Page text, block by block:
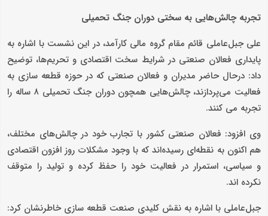
تجربه چالش‌هایی به سختی دوران جنگ تحمیلی
علی جبل‌عاملی قائم مقام گروه مالی کارآمد، در این نشست با اشاره به
پایداری فعالان صنعتی در شرایط سخت اقتصادی و تحریم‌ها، توضیح
داد: درحال حاضر مدیران و فعالان صنعتی که در حوزه قطعه سازی به
فعالیت می‌پردازند، چالش‌هایی همچون دوران جنگ تحمیلی ۸ ساله را
تجربه می کنند.
وی افزود: فعالان صنعتی کشور با تجارب خود در چالش‌های مختلف،
هم اکنون به نقطه‌ای رسیده‌اند که با وجود مشکلات روز افزون اقتصادی
و سیاسی، استمرار در فعالیت خود را حفظ کرده و تولید را متوقف
نکرده اند.
جبل‌عاملی با اشاره به نقش کلیدی صنعت قطعه سازی خاطرنشان کرد: